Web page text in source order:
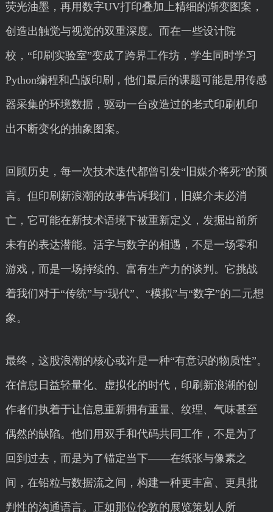
荧光油墨，再用数字UV打印叠加上精细的渐变图案，
创造出触觉与视觉的双重深度。而在一些设计院
校，“印刷实验室”变成了跨界工作坊，学生同时学习
Python编程和凸版印刷，他们最后的课题可能是用传感
器采集的环境数据，驱动一台改造过的老式印刷机印
出不断变化的抽象图案。
回顾历史，每一次技术迭代都曾引发“旧媒介将死”的预
言。但印刷新浪潮的故事告诉我们，旧媒介未必消
亡，它可能在新技术语境下被重新定义，发掘出前所
未有的表达潜能。活字与数字的相遇，不是一场零和
游戏，而是一场持续的、富有生产力的谈判。它挑战
着我们对于“传统”与“现代”、“模拟”与“数字”的二元想
象。
最终，这股浪潮的核心或许是一种“有意识的物质性”。
在信息日益轻量化、虚拟化的时代，印刷新浪潮的创
作者们执着于让信息重新拥有重量、纹理、气味甚至
偶然的缺陷。他们用双手和代码共同工作，不是为了
回到过去，而是为了锚定当下——在纸张与像素之
间，在铅粒与数据流之间，构建一种更丰富、更具批
判性的沟通语言。正如那位伦敦的展览策划人所